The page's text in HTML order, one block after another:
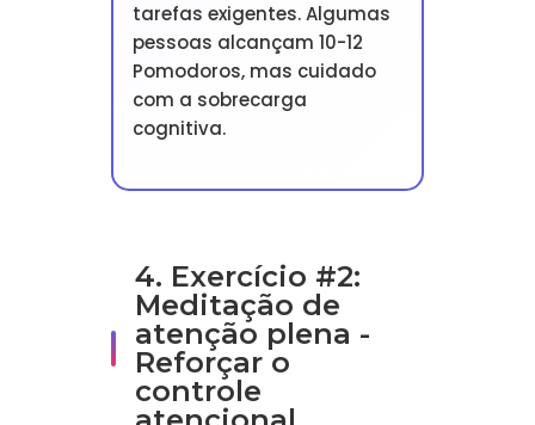
tarefas exigentes. Algumas
pessoas alcançam 10-12
Pomodoros, mas cuidado
com a sobrecarga
cognitiva.
4. Exercício #2:
Meditação de
atenção plena -
Reforçar o
controle